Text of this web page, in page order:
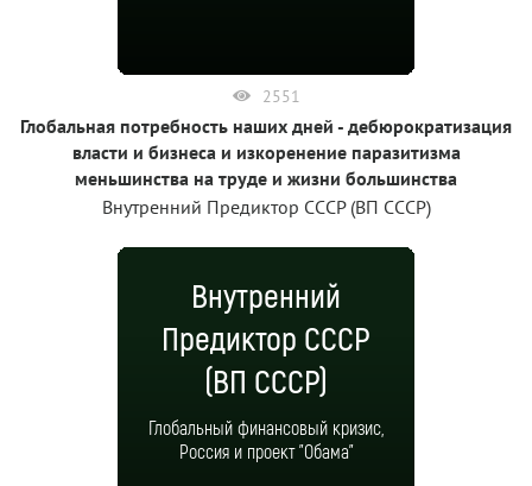
2551
Глобальная потребность наших дней - дебюрократизация
власти и бизнеса и изкоренение паразитизма
меньшинства на труде и жизни большинства
Внутренний Предиктор СССР (ВП СССР)
Внутренний
Предиктор СССР
(ВП СССР)
Глобальный финансовый кризис,
Россия и проект "Обама"